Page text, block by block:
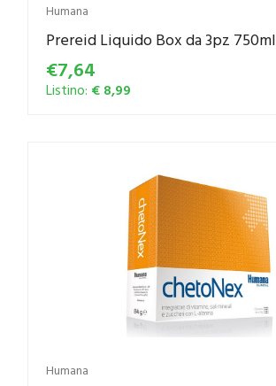
Humana
Prereid Liquido Box da 3pz 750ml
€7,64
Listino: € 8,99
Humana